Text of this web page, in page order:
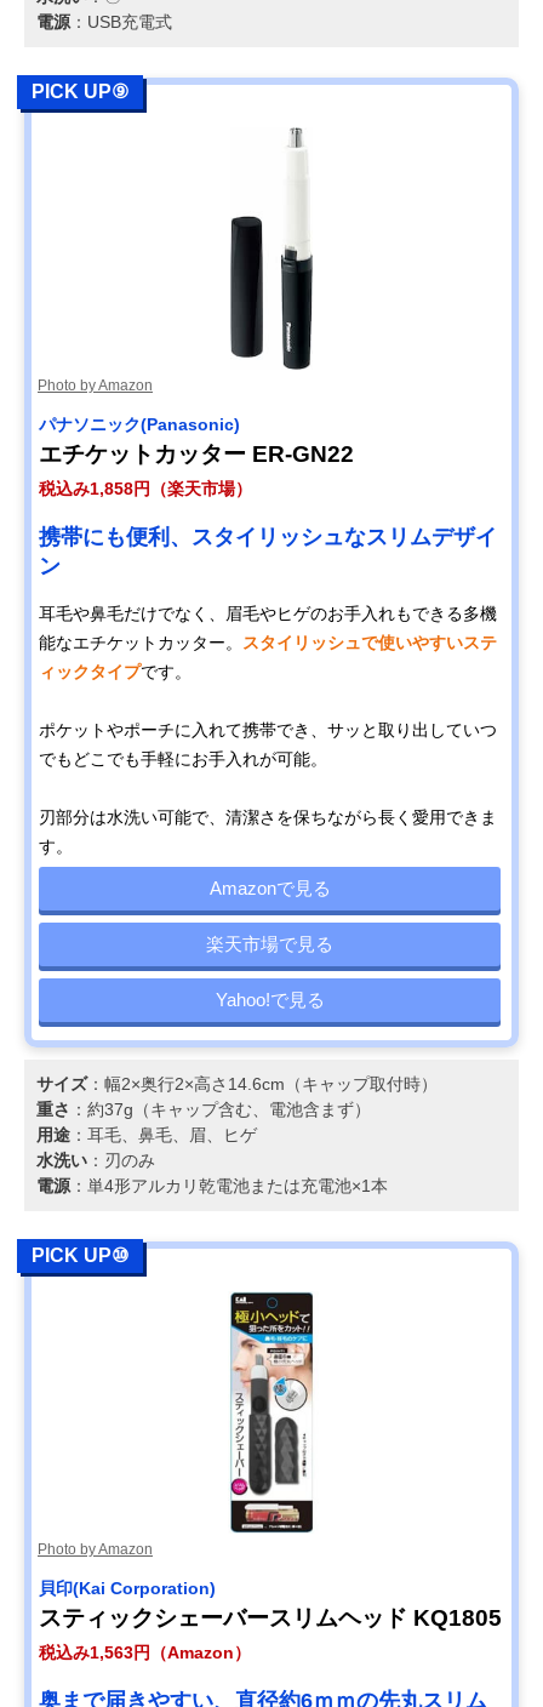
電源 ：USB充電式
PICK UP⑨
Photo by Amazon
パナソニック(Panasonic)
エチケットカッター ER-GN22
税込み1,858円（楽天市場）
携帯にも便利、スタイリッシュなスリムデザイ
ン
耳毛や鼻毛だけでなく、眉毛やヒゲのお手入れもできる多機
能なエチケットカッター。
スタイリッシュで使いやすいステ
ィックタイプです。
ポケットやポーチに入れて携帯でき、サッと取り出していつ
でもどこでも手軽にお手入れが可能。
刃部分は水洗い可能で、清潔さを保ちながら長く愛用できま
す。
Amazonで見る
楽天市場で見る
Yahoo!で見る
サイズ：幅2×奥行2×高さ14.6cm（キャップ取付時）
重さ ：約37g（キャップ含む、電池含まず）
用途 ：耳毛、鼻毛、眉、ヒゲ
水洗い ：刃のみ
電源 ：単4形アルカリ乾電池または充電池×1本
PICK UP⑩
Photo by Amazon
貝印(Kai Corporation)
スティックシェーバースリムヘッド KQ1805
税込み1,563円（Amazon）
奥まで届きやすい、直径約6ｍｍの先丸スリム